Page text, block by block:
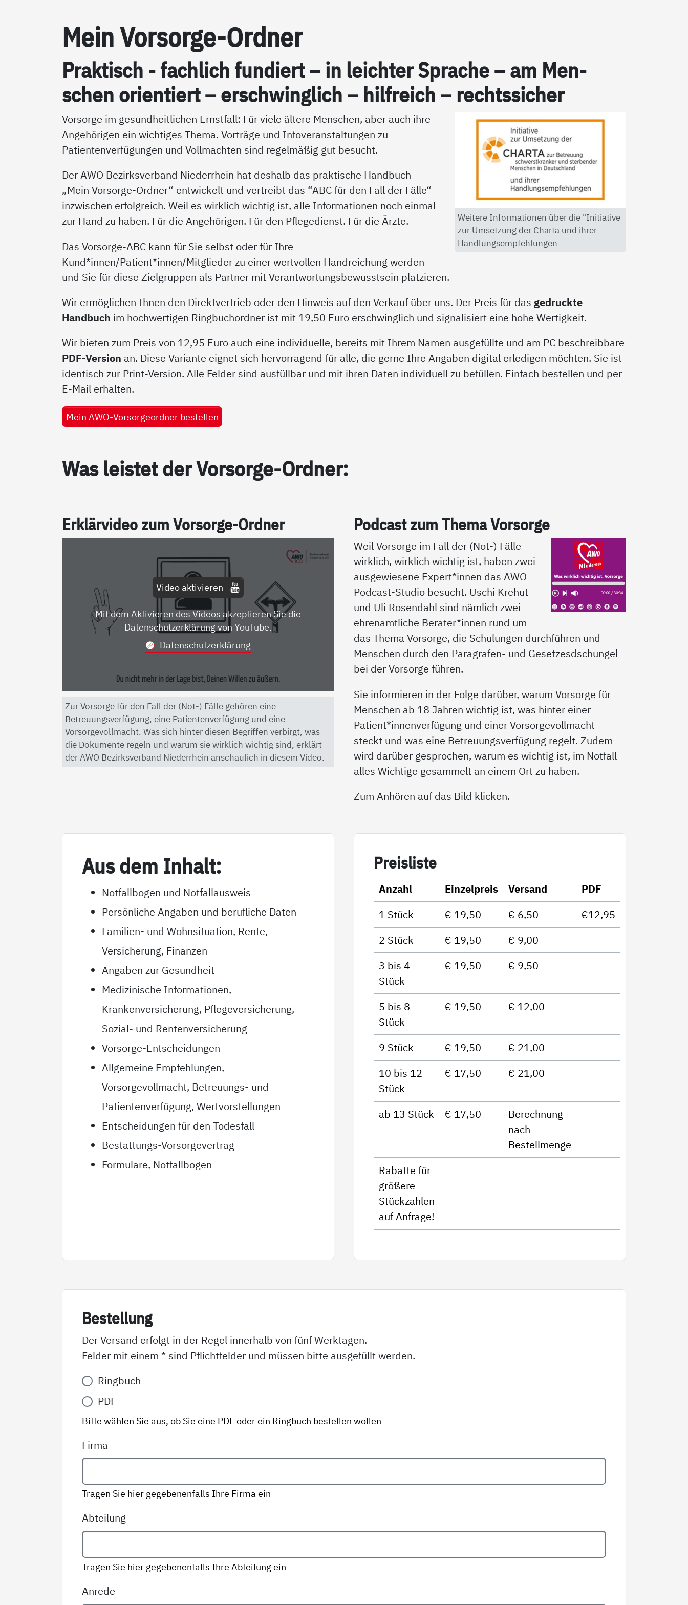
Mein Vor­sor­ge-Ord­ner
Prak­tisch - fach­lich fun­diert – in leich­ter Spra­che – am Men­
schen ori­en­tiert – er­schwing­lich – hil­f­reich – rechts­si­cher
Weitere Informationen über die "Initiative
zur Umsetzung der Charta und ihrer
Handlungsempfehlungen
Vorsorge im gesundheitlichen Ernstfall: Für viele ältere Menschen, aber auch ihre
Angehörigen ein wichtiges Thema. Vorträge und Infoveranstaltungen zu
Patientenverfügungen und Vollmachten sind regelmäßig gut besucht.
Der AWO Bezirksverband Niederrhein hat deshalb das praktische Handbuch
„Mein Vorsorge-Ordner“ entwickelt und vertreibt das “ABC für den Fall der Fälle“
inzwischen erfolgreich. Weil es wirklich wichtig ist, alle Informationen noch einmal
zur Hand zu haben. Für die Angehörigen. Für den Pflegedienst. Für die Ärzte.
Das Vorsorge-ABC kann für Sie selbst oder für Ihre
Kund*innen/Patient*innen/Mitglieder zu einer wertvollen Handreichung werden
und Sie für diese Zielgruppen als Partner mit Verantwortungsbewusstsein platzieren.
Wir ermöglichen Ihnen den Direktvertrieb oder den Hinweis auf den Verkauf über uns. Der Preis für das gedruckte
Handbuch im hochwertigen Ringbuchordner ist mit 19,50 Euro erschwinglich und signalisiert eine hohe Wertigkeit.
Wir bieten zum Preis von 12,95 Euro auch eine individuelle, bereits mit Ihrem Namen ausgefüllte und am PC beschreibbare
PDF-Version an. Diese Variante eignet sich hervorragend für alle, die gerne Ihre Angaben digital erledigen möchten. Sie ist
identisch zur Print-Version. Alle Felder sind ausfüllbar und mit ihren Daten individuell zu befüllen. Einfach bestellen und per
E-Mail erhalten.
Mein AWO-Vorsorgeordner bestellen
Was leis­tet der Vor­sor­ge-Ord­ner:
Er­klär­vi­deo zum Vor­sor­ge-Ord­ner
Video aktivieren
Mit dem Aktivieren des Videos akzeptieren Sie die
Datenschutzerklärung von YouTube.
Datenschutzerklärung
Zur Vorsorge für den Fall der (Not-) Fälle gehören eine
Betreuungsverfügung, eine Patientenverfügung und eine
Vorsorgevollmacht. Was sich hinter diesen Begriffen verbirgt, was
die Dokumente regeln und warum sie wirklich wichtig sind, erklärt
der AWO Bezirksverband Niederrhein anschaulich in diesem Video.
Pod­cast zum The­ma Vor­sor­ge
Weil Vorsorge im Fall der (Not-) Fälle
wirklich, wirklich wichtig ist, haben zwei
ausgewiesene Expert*innen das AWO
Podcast-Studio besucht. Uschi Krehut
und Uli Rosendahl sind nämlich zwei
ehrenamtliche Berater*innen rund um
das Thema Vorsorge, die Schulungen durchführen und
Menschen durch den Paragrafen- und Gesetzesdschungel
bei der Vorsorge führen.
Sie informieren in der Folge darüber, warum Vorsorge für
Menschen ab 18 Jahren wichtig ist, was hinter einer
Patient*innenverfügung und einer Vorsorgevollmacht
steckt und was eine Betreuungsverfügung regelt. Zudem
wird darüber gesprochen, warum es wichtig ist, im Notfall
alles Wichtige gesammelt an einem Ort zu haben.
Zum Anhören auf das Bild klicken.
Aus dem In­halt:
Notfallbogen und Notfallausweis
Persönliche Angaben und berufliche Daten
Familien- und Wohnsituation, Rente,
Versicherung, Finanzen
Angaben zur Gesundheit
Medizinische Informationen,
Krankenversicherung, Pflegeversicherung,
Sozial- und Rentenversicherung
Vorsorge-Entscheidungen
Allgemeine Empfehlungen,
Vorsorgevollmacht, Betreuungs- und
Patientenverfügung, Wertvorstellungen
Entscheidungen für den Todesfall
Bestattungs-Vorsorgevertrag
Formulare, Notfallbogen
Preis­lis­te
Anzahl Einzelpreis Versand
PDF
1 Stück
€ 19,50 € 6,50
€12,95
2 Stück
€ 19,50
€ 9,00
3 bis 4
Stück
€ 19,50 € 9,50
5 bis 8
Stück
€ 19,50 € 12,00
9 Stück € 19,50
€ 21,00
10 bis 12
Stück
€ 17,50 € 21,00
ab 13 Stück € 17,50
Berechnung
nach
Bestellmenge
Rabatte für
größere
Stückzahlen
auf Anfrage!
Be­stel­lung
Der Versand erfolgt in der Regel innerhalb von fünf Werktagen.
Felder mit einem * sind Pflichtfelder und müssen bitte ausgefüllt werden.
Variante*
Ringbuch
PDF
Bitte wählen Sie aus, ob Sie eine PDF oder ein Ringbuch bestellen wollen
Firma
Tragen Sie hier gegebenenfalls Ihre Firma ein
Abteilung
Tragen Sie hier gegebenenfalls Ihre Abteilung ein
Anrede